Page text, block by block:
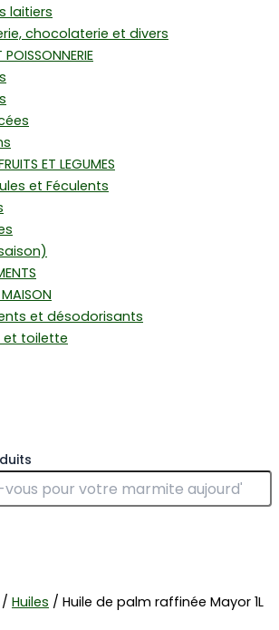
laitiers
chocolaterie et divers
POISSONNERIE
ET LEGUMES
et Féculents
MAISON
et désodorisants
et toilette
/ Huiles / Huile de palm raffinée Mayor 1L